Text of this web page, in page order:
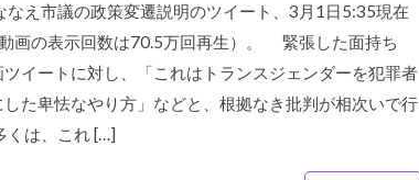
え市議の政策変遷説明のツイート、3月1日5:35現在
画の表示回数は70.5万回再生）。 緊張した面持ち
イートに対し、「これはトランスジェンダーを犯罪者
た卑怯なやり方」などと、根拠なき批判が相次いで行
は、これ […]